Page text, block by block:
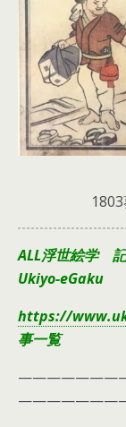
ALL浮世絵学
Ukiyo-eGaku
https://
事一覧